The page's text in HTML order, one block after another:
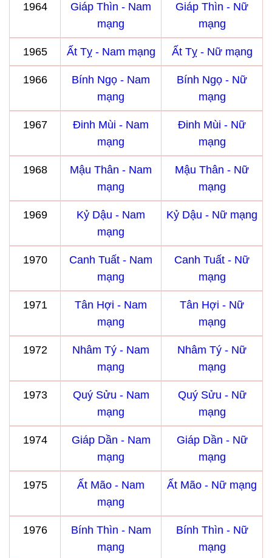
1964
Giáp Thìn - Nam
mạng
Giáp Thìn - Nữ
mạng
1965 Ất Tỵ - Nam mạng Ất Tỵ - Nữ mạng
1966
Bính Ngọ - Nam
mạng
Bính Ngọ - Nữ
mạng
1967
Đinh Mùi - Nam
mạng
Đinh Mùi - Nữ
mạng
1968
Mậu Thân - Nam
mạng
Mậu Thân - Nữ
mạng
1969
Kỷ Dậu - Nam
mạng
Kỷ Dậu - Nữ mạng
1970
Canh Tuất - Nam
mạng
Canh Tuất - Nữ
mạng
1971
Tân Hợi - Nam
mạng
Tân Hợi - Nữ
mạng
1972
Nhâm Tý - Nam
mạng
Nhâm Tý - Nữ
mạng
1973
Quý Sửu - Nam
mạng
Quý Sửu - Nữ
mạng
1974
Giáp Dần - Nam
mạng
Giáp Dần - Nữ
mạng
1975
Ất Mão - Nam
mạng
Ất Mão - Nữ mạng
1976
Bính Thìn - Nam
mạng
Bính Thìn - Nữ
mạng